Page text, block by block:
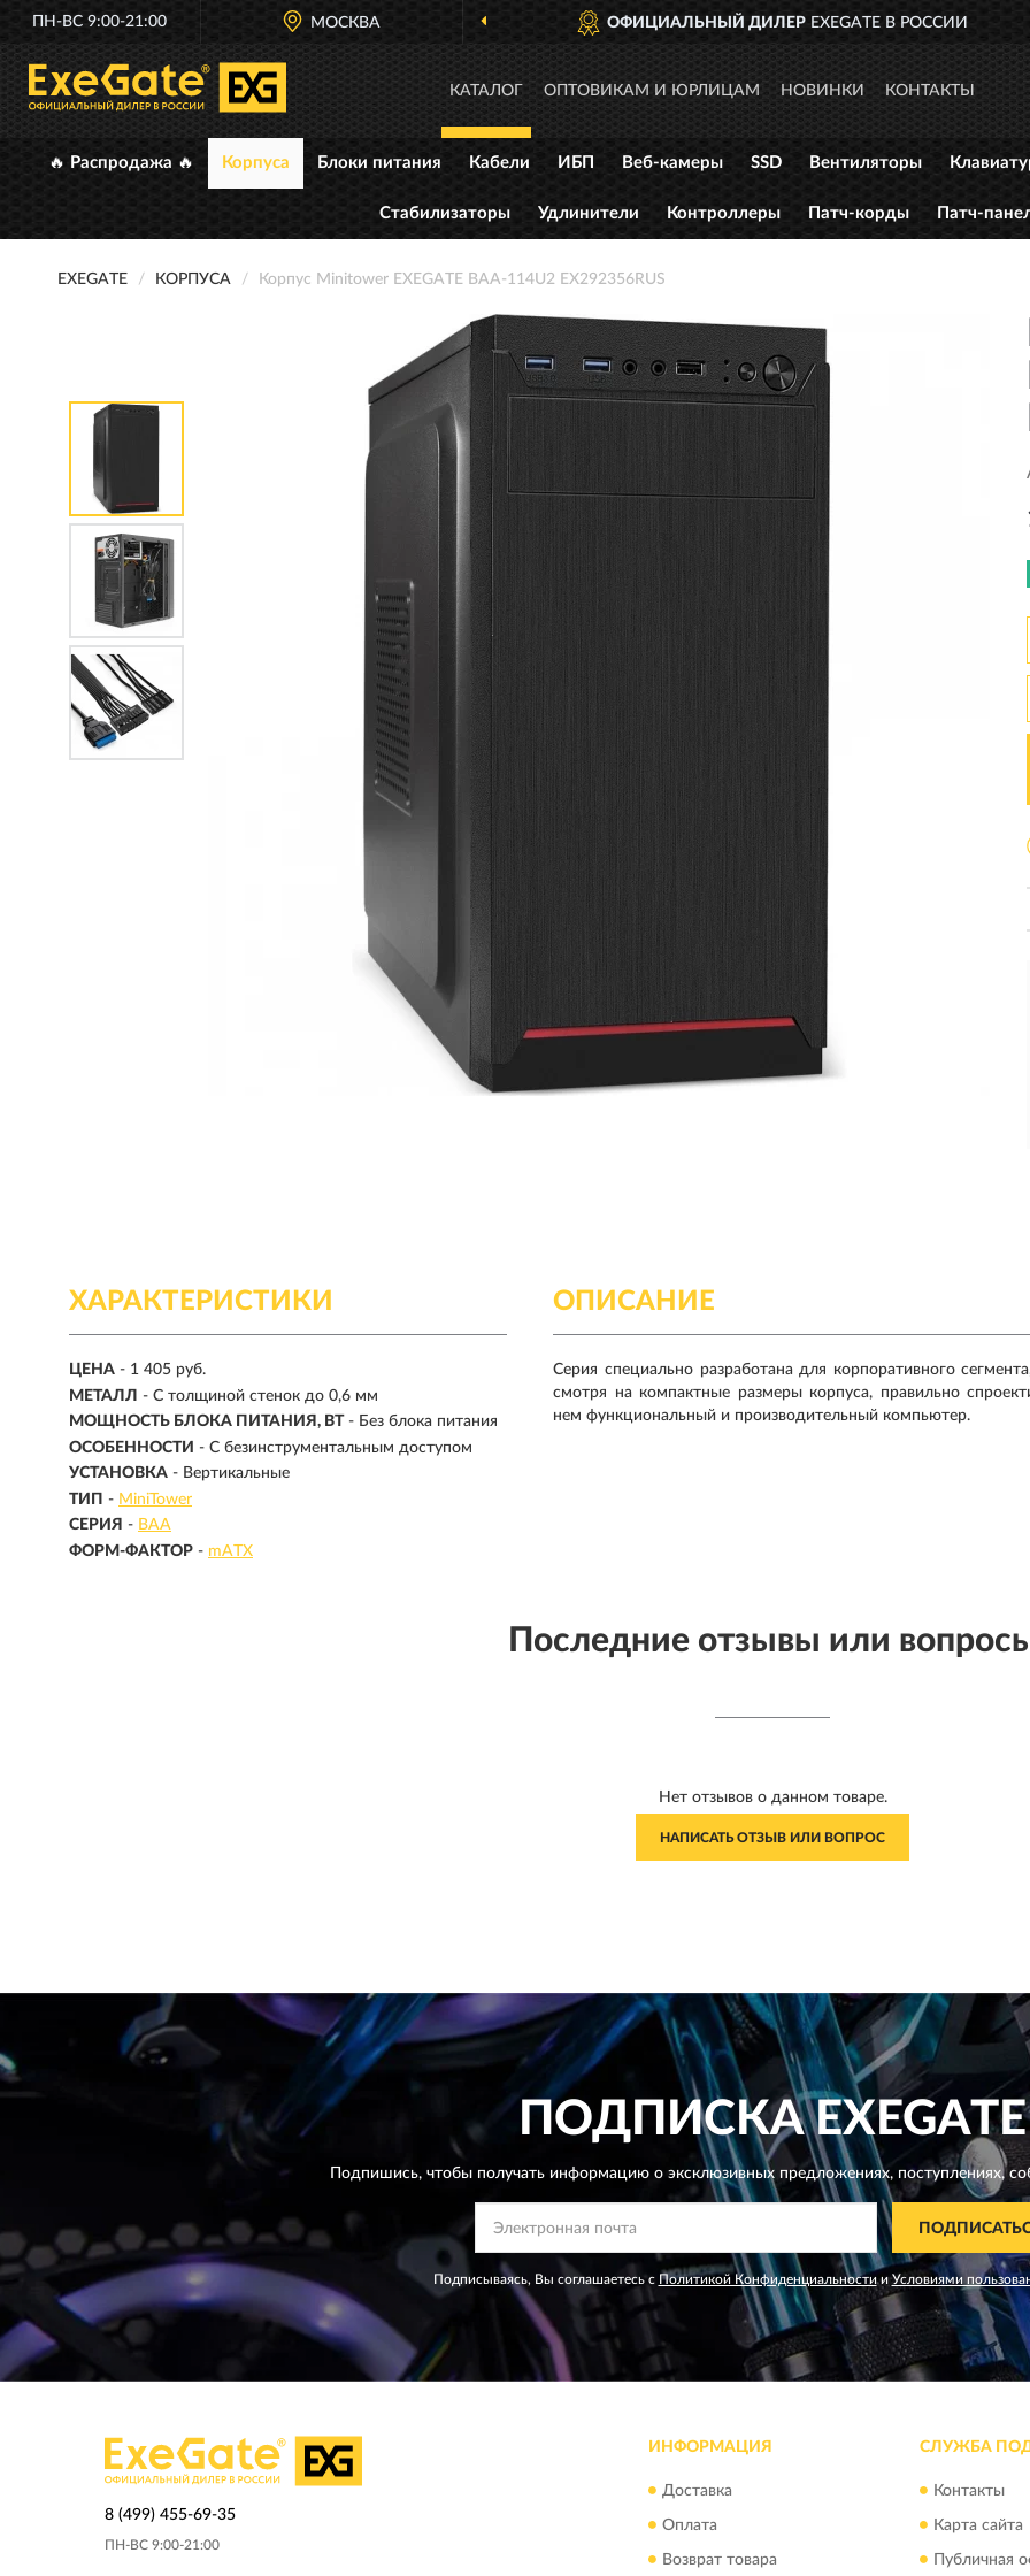
ПН-ВС 9:00-21:00 МОСКВА ОФИЦИАЛЬНЫЙ ДИЛЕРEXEGATE В РОССИИ
КАТАЛОГ ОПТОВИКАМ И ЮРЛИЦАМ НОВИНКИ КОНТАКТЫ
🔥 Распродажа 🔥 Корпуса Блоки питания Кабели ИБП Веб-камеры SSD Вентиляторы
Стабилизаторы Удлинители Контроллеры Патч-корды Патч-
EXEGATE КОРПУСА Корпус Minitower EXEGATE BAA-114U2 EX292356RUS
ХАРАКТЕРИСТИКИ
ЦЕНА - 1 405 руб.
МЕТАЛЛ - С толщиной стенок до 0,6 мм
МОЩНОСТЬ БЛОКА ПИТАНИЯ, ВТ - Без блока питания
ОСОБЕННОСТИ - С безинструментальным доступом
УСТАНОВКА - Вертикальные
ТИП - MiniTower
СЕРИЯ - BAA
ФОРМ-ФАКТОР - mATX
ОПИСАНИЕ
Серия специально разработана для корпоративного
смотря на компактные размеры корпуса, правильно
нем функциональный и производительный компьютер.
Последние отзывы или
Нет отзывов о данном товаре.
НАПИСАТЬ ОТЗЫВ ИЛИ ВОПРОС
ПОДПИСКАEXEGATE
Подпишись, чтобы получать информацию о эксклюзивных предложениях,поступлениях,
Подписываясь, Вы соглашаетесь с Политикой Конфиденциальности иУсловиями
8 (499) 455-69-35
ПН-ВС 9:00-21:00
ИНФОРМАЦИЯ
Доставка
Оплата
Возврат товара
СЛУЖБА
Контакты
Карта сайта
Публичная